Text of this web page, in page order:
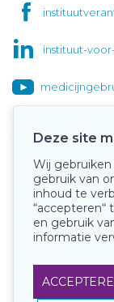
instituut-
Deze site
Wij
gebruik van
inhoud te
en gebruik
informatie